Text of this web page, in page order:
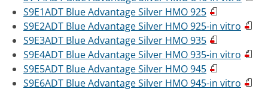
S9E1ADT Blue Advantage Silver HMO 925
S9E2ADT Blue Advantage Silver HMO 925-in vitro
S9E3ADT Blue Advantage Silver HMO 935
S9E4ADT Blue Advantage Silver HMO 935-in vitro
S9E5ADT Blue Advantage Silver HMO 945
S9E6ADT Blue Advantage Silver HMO 945-in vitro